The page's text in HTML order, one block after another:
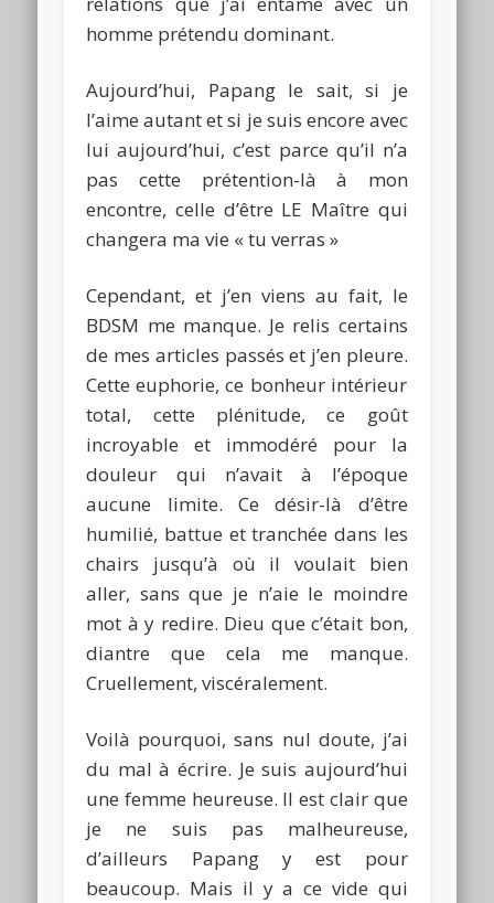
homme prétendu dominant.
Aujourd’hui, Papangle sait, si je
l’aime autant et si je suis encore avec
lui aujourd’hui, c’est parce qu’il n’a
pas cette prétention-là à mon
encontre, celle d’être LE Maître qui
changera ma vie « tu verras »
Cependant, et j’en viens au fait, le
BDSM me manque. Je relis certains
de mes articles passés et j’en pleure.
Cette euphorie, ce bonheur intérieur
total, cette plénitude, ce goût
incroyable et immodéré pour la
douleur qui n’avait à l’époque
aucune limite. Ce désir-là d’être
humilié, battue et tranchée dans les
chairs jusqu’à où il voulait bien
aller, sans que je n’aie le moindre
mot à y redire. Dieu que c’était bon,
diantre que cela me manque.
Cruellement, viscéralement.
Voilà pourquoi, sans nul doute, j’ai
du mal à écrire. Je suis aujourd’hui
une femme heureuse. Il est clair que
je ne suis pas malheureuse,
d’ailleurs Papangy est pour
beaucoup. Mais il y a ce vide qui